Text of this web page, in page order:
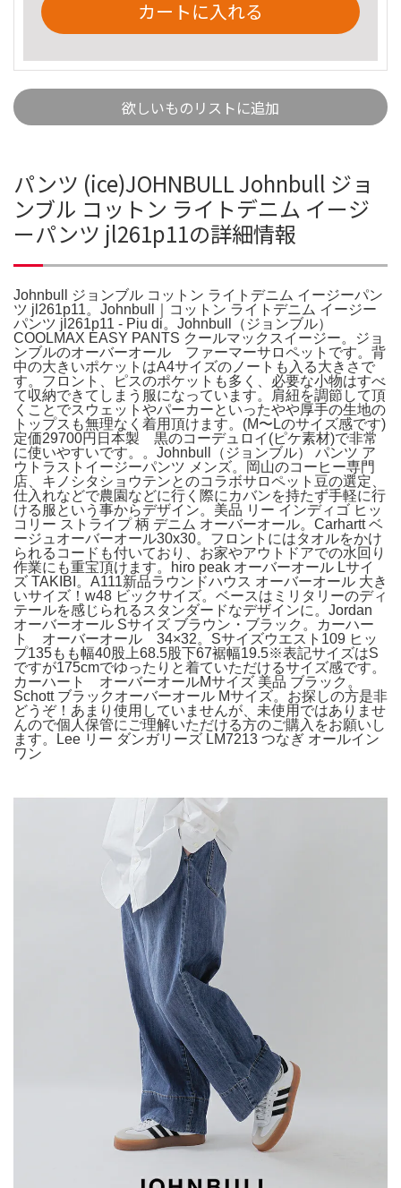
カートに入れる
欲しいものリストに追加
パンツ (ice)JOHNBULL Johnbull ジョ
ンブル コットン ライトデニム イージ
ーパンツ jl261p11の詳細情報
Johnbull ジョンブル コットン ライトデニム イージーパン
ツ jl261p11。Johnbull｜コットン ライトデニム イージー
パンツ jl261p11 - Piu di。Johnbull（ジョンブル）
COOLMAX EASY PANTS クールマックスイージー。ジョ
ンブルのオーバーオール ファーマーサロペットです。背
中の大きいポケットはA4サイズのノートも入る大きさで
す。フロント、ピスのポケットも多く、必要な小物はすべ
て収納できてしまう服になっています。肩紐を調節して頂
くことでスウェットやパーカーといったやや厚手の生地の
トップスも無理なく着用頂けます。(M〜Lのサイズ感です)
定価29700円日本製 黒のコーデュロイ(ピケ素材)で非常
に使いやすいです。。Johnbull（ジョンブル） パンツ ア
ウトラストイージーパンツ メンズ。岡山のコーヒー専門
店、キノシタショウテンとのコラボサロペット豆の選定、
仕入れなどで農園などに行く際にカバンを持たず手軽に行
ける服という事からデザイン。美品 リー インディゴ ヒッ
コリー ストライプ 柄 デニム オーバーオール。Carhartt ベ
ージュオーバーオール30x30。フロントにはタオルをかけ
られるコードも付いており、お家やアウトドアでの水回り
作業にも重宝頂けます。hiro peak オーバーオール Lサイ
ズ TAKIBI。A111新品ラウンドハウス オーバーオール 大き
いサイズ！w48 ビックサイズ。ベースはミリタリーのディ
テールを感じられるスタンダードなデザインに。Jordan
オーバーオール Sサイズ ブラウン・ブラック。カーハー
ト オーバーオール 34×32。Sサイズウエスト109 ヒッ
プ135もも幅40股上68.5股下67裾幅19.5※表記サイズはS
ですが175cmでゆったりと着ていただけるサイズ感です。
カーハート オーバーオールMサイズ 美品 ブラック。
Schott ブラックオーバーオール Mサイズ。お探しの方是非
どうぞ！あまり使用していませんが、未使用ではありませ
んので個人保管にご理解いただける方のご購入をお願いし
ます。Lee リー ダンガリーズ LM7213 つなぎ オールイン
ワン